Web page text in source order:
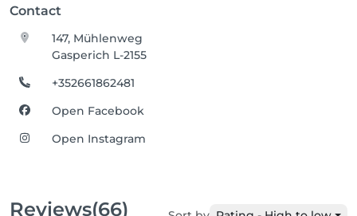
Contact
147, Mühlenweg
Gasperich L-2155
+352661862481
Open Facebook
Open Instagram
Reviews(66)